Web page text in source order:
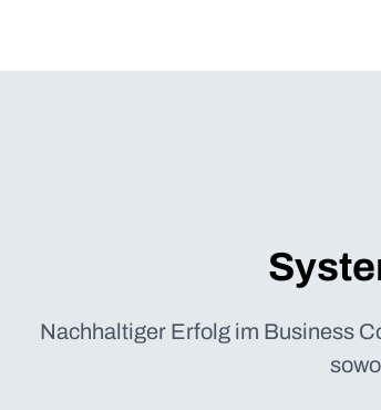
Nachhaltiger Erfolg im Business